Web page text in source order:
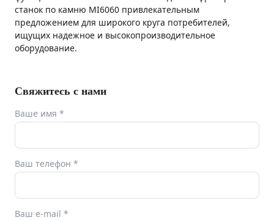
станок по камню MI6060 привлекательным
предложением для широкого круга потребителей,
ищущих надежное и высокопроизводительное
оборудование.
Свяжитесь с нами
Ваше имя *
Ваш телефон *
Ваш e-mail *